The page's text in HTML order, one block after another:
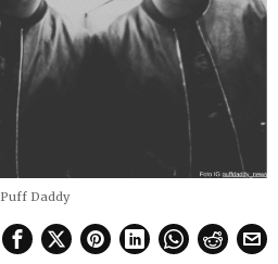
Puff Daddy